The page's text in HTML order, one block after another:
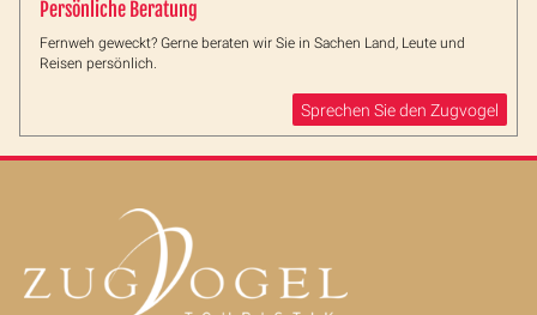
Persönliche Beratung
Fernweh geweckt? Gerne beraten wir Sie in Sachen Land, Leute und
Reisen persönlich.
Sprechen Sie den Zugvogel